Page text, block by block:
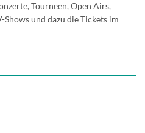
Tourneen, Open Airs,
und dazu die Tickets im